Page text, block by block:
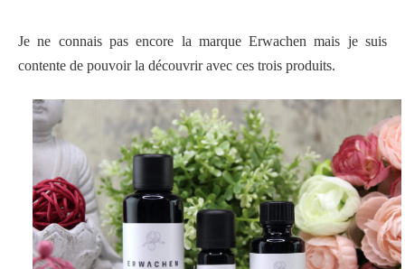
Je ne connais pas encore la marque Erwachen mais je suis
contente de pouvoir la découvrir avec ces trois produits.